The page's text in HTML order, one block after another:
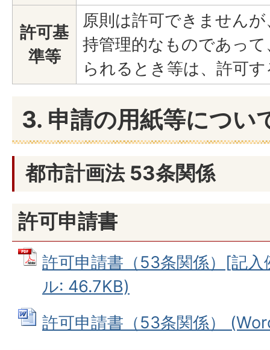
許可基
準等
原則は許可できません
持管理的なものであっ
られるとき等は、許可
3. 申請の用紙等につい
都市計画法 53条関係
許可申請書
許可申請書（53条関係）[記
ル: 46.7KB)
許可申請書（53条関係）